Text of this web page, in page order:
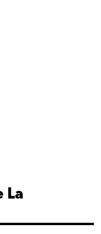
La